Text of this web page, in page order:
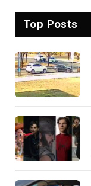
Top Posts